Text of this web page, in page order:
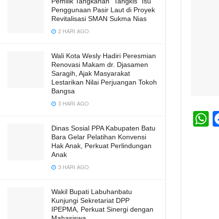
Penggunaan Pasir Laut di Proyek
Revitalisasi SMAN Sukma Nias
2 HARI AGO
Wali Kota Wesly Hadiri Peresmian
Renovasi Makam dr. Djasamen
Saragih, Ajak Masyarakat
Lestarikan Nilai Perjuangan Tokoh
Bangsa
3 HARI AGO
Dinas Sosial PPA Kabupaten Batu
Bara Gelar Pelatihan Konvensi
Hak Anak, Perkuat Perlindungan
Anak
3 HARI AGO
Wakil Bupati Labuhanbatu
Kunjungi Sekretariat DPP
IPEPMA, Perkuat Sinergi dengan
h